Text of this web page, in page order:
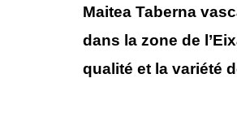
Maitea Taberna
dans la zone de
qualité et la variété